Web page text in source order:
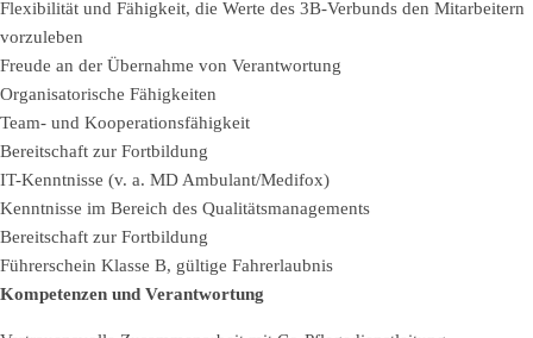
Flexibilität und Fähigkeit, die Werte des 3B-Verbunds den Mitarbeitern
vorzuleben
Freude an der Übernahme von Verantwortung
Organisatorische Fähigkeiten
Team- und Kooperationsfähigkeit
Bereitschaft zur Fortbildung
IT-Kenntnisse (v. a. MD Ambulant/Medifox)
Kenntnisse im Bereich des Qualitätsmanagements
Bereitschaft zur Fortbildung
Führerschein Klasse B, gültige Fahrerlaubnis
Kompetenzen und Verantwortung